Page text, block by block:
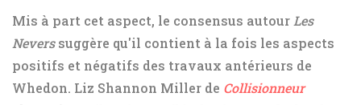
Mis à part cet aspect, le consensus autour Les
Neverssuggère qu'il contient à la fois les aspects
positifs et négatifs des travaux antérieurs de
Whedon. Liz Shannon Miller de Collisionneur